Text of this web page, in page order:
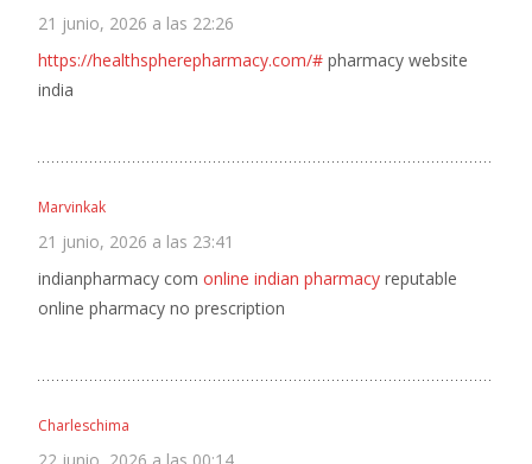
21 junio, 2026 a las 22:26
https://healthspherepharmacy.com/# pharmacy website
india
Marvinkak
21 junio, 2026 a las 23:41
indianpharmacy com online indian pharmacy reputable
online pharmacy no prescription
Charleschima